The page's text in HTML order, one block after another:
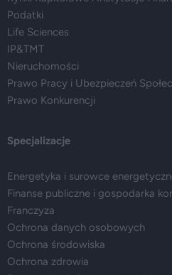
Podatki
Life Sciences
IP&TMT
Nieruchomości
Prawo Pracy i Ubezpieczeń
Prawo Konkurencji
Specjalizacje
Energetyka i surowce
Finanse publiczne i gospodarka
Franczyza
Ochrona danych osobowych
Ochrona środowiska
Ochrona zdrowia